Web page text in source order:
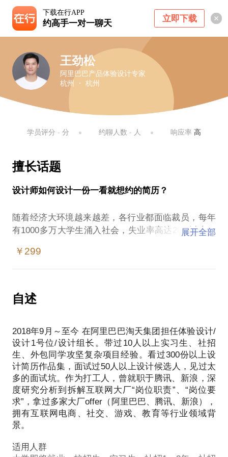
下载在行APP
约高手一对一聊天 立即下载
王劲松
阿里巴巴产品体验设计专家
杭州 ・ 杭州
学员评分 - 分 约聊人数 - 人 响应率 高
擅长话题
设计师如何设计一份一看就想约的简历？
随着经济大环境越来越差，各行业都面临裁员，每年
有1000多万大学生涌入社会，失业率高达20%以上，
计师如何提升自己核心竞争力，从众多人群里脱颖而
在这样的背景下，作为设计师，你是否遇到以下问
题：
2、大学期间的设计作品拿不出手怎么办
3、简历内容平淡无奇，无法突出亮点
4、工作经历与目标岗位的要求不匹配
5、投递了很多简历，面试机会几乎为0
6、面试屡次失败没有动静不晓得原因在哪
我期待与你分享的内容包括：
1、在简历作品集里如何设计工作项目经历和突出亮点
3、HR或者用人部门的招聘流程、简历筛选方式
展开全部
￥299
自述
2018年9月～至今 在阿里巴巴淘天集团担任体验设计/
设计1号位/设计组长。带过10人以上实习生、社招
生、外包同学攻坚复杂项目经验。看过300份以上设
计简历作品集，面试过50人以上设计候选人，见过太
多的面试坑。作为打工人，曾就职于腾讯、新浪，深
度研究分析到拆解互联网大厂“岗位职责”、“岗位要
求”，拿过多家大厂offer（阿里巴巴、腾讯、新浪），
拥有互联网电商、社交、游戏、教育等行业领域背
景。
适用人群